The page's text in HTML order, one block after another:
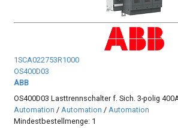
1SCA022753R1000
OS400D03
ABB
OS400D03 Lasttrennschalter f. Sich. 3-polig
Automation / Automation / Automation
Mindestbestellmenge: 1